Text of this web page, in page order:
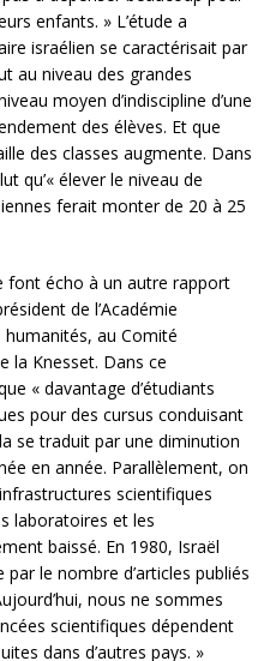
enfants. » L’étude a
israélien se caractérisait par
au niveau des grandes
moyen d’indiscipline d’une
des élèves. Et que
des classes augmente. Dans
qu’« élever le niveau de
ferait monter de 20 à 25
font écho à un autre rapport
de l’Académie
humanités, au Comité
la Knesset. Dans ce
« davantage d’étudiants
pour des cursus conduisant
se traduit par une diminution
en année. Parallèlement, on
scientifiques
laboratoires et les
baissé. En 1980, Israël
le nombre d’articles publiés
nous ne sommes
scientifiques dépendent
dans d’autres pays. »